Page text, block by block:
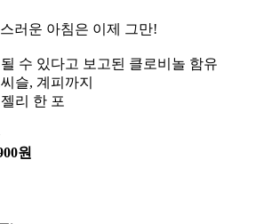
러운 아침은 이제 그만!
수 있다고 보고된 클로비놀 함유
슬, 계피까지
리 한 포
원